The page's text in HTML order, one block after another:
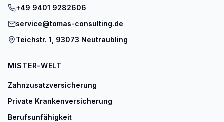
+49 9401 9282606
service@tomas-consulting.de
Teichstr. 1, 93073 Neutraubling
MISTER-WELT
Zahnzusatzversicherung
Private Krankenversicherung
Berufsunfähigkeit